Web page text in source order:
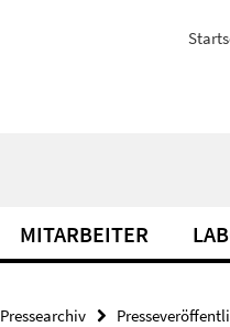
MITARBEITER
Pressearchiv